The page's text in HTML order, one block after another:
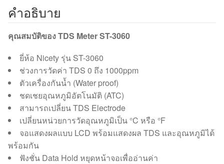
คำอธิบาย
คุณสมบัติของ TDS Meter ST-3060
ยี่ห้อ Nicety รุ่น ST-3060
ช่วงการวัดค่า TDS 0 ถึง 1000ppm
ตัวเครื่องกันน้ำ (Water proof)
ชดเชยอุณหภูมิอัตโนมัติ (ATC)
สามารถเปลี่ยน TDS Electrode
เปลี่ยนหน่วยการวัดอุณหภูมิเป็น °C หรือ °F
จอแสดงผลแบบ LCD พร้อมแสดงผล TDS และอุณหภูมิได้
พร้อมกัน
ฟังชั่น Data Hold หยุดหน้าจอเพื่ออ่านค่า